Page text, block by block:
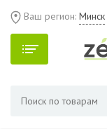
Ваш регион: Минск